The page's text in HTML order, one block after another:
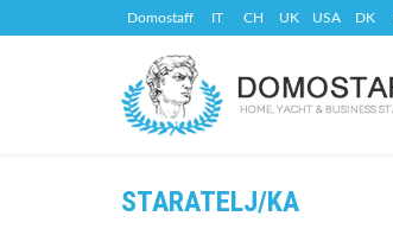
Domostaff IT CH UK USA DK
STARATELJ/KA